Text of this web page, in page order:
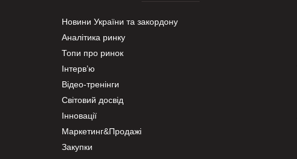
Новини України та закордону
Аналітика ринку
Топи про ринок
Інтерв’ю
Відео-тренінги
Світовий досвід
Інновації
Маркетинг&Продажі
Закупки